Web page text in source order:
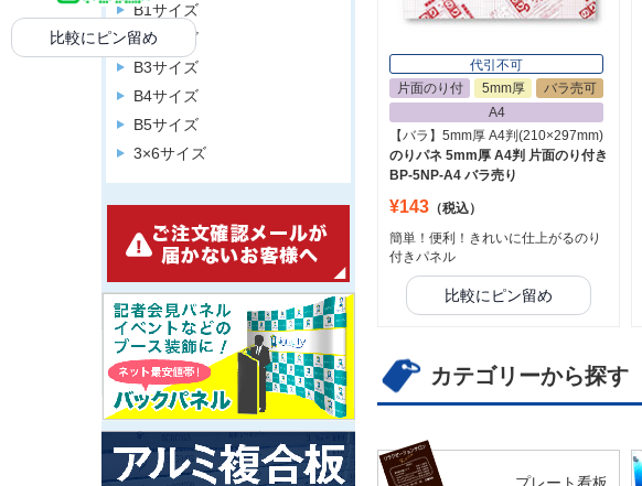
代引不可
片面のり付
5mm厚
バラ売可
A4
【バラ】5mm厚 A4判(210×297mm)
のりパネ 5mm厚 A4判 片面のり付き
BP-5NP-A4 バラ売り
¥143 （税込）
簡単！便利！きれいに仕上がるのり
付きパネル
比較にピン留め
カテゴリーから探す
プレート看板
B1サイズ
B2サイズ
B3サイズ
B4サイズ
B5サイズ
3×6サイズ
比較にピン留め